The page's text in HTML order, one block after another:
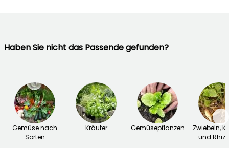
Haben Sie nicht das Passende gefunden?
Gemüse nach
Sorten
Kräuter Gemüsepflanzen
Zwiebeln,
und
→